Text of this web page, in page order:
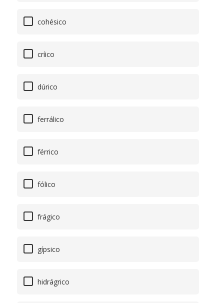
cohésico
críico
dúrico
ferrálico
férrico
fólico
frágico
gípsico
hidrágrico